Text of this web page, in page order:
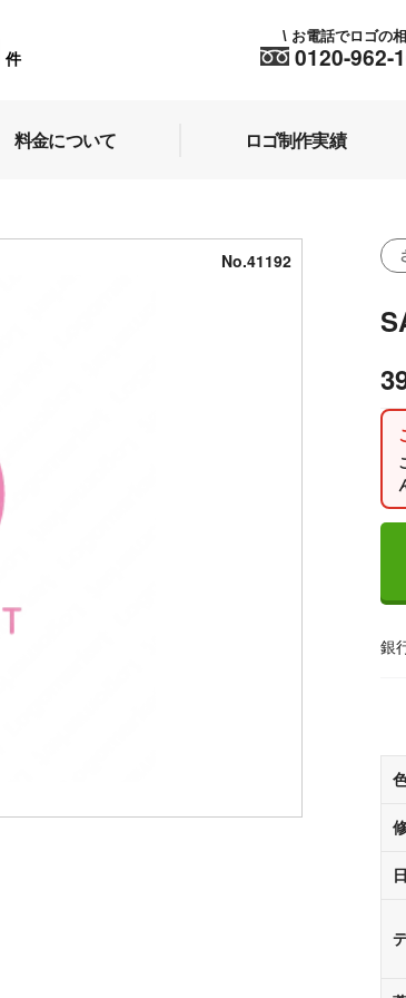
件 0120-962-
\ お電話でロゴの
料金について ロゴ制作実績
No.41192
銀